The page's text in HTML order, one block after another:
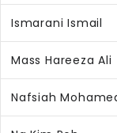
Ismarani Ismail
Mass Hareeza Ali
Nafsiah